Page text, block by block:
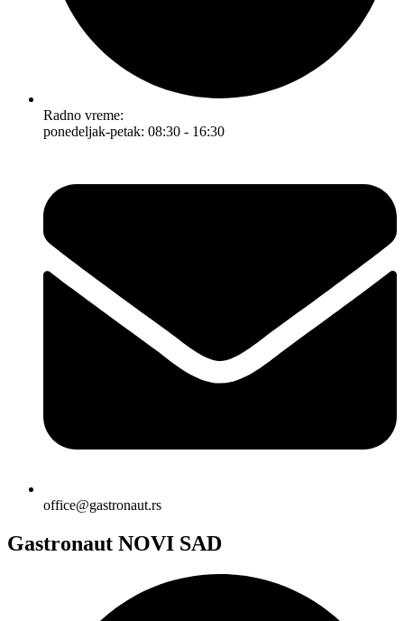
Radno vreme:
ponedeljak-petak: 08:30 - 16:30
office@gastronaut.rs
Gastronaut NOVI SAD